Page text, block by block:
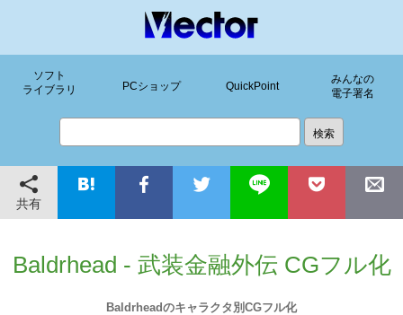
ソフト
ライブラリ
PCショップ QuickPoint
みんなの
電子署名
共有
Baldrhead - 武装金融外伝 CGフル化
Baldrheadのキャラクタ別CGフル化